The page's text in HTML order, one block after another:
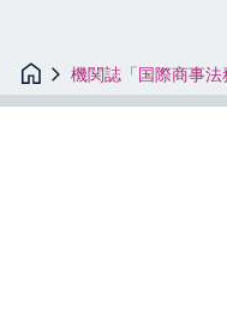
機関誌「国際商事法